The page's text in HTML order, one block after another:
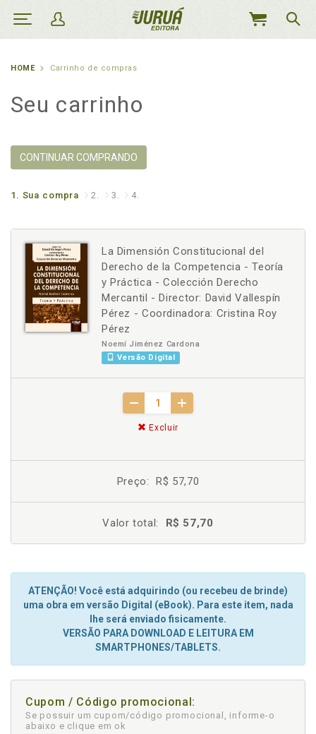
MEU
HOME Carrinho de compras
Seu carrinho
CONTINUAR COMPRANDO
1. Sua compra 2. 3. 4.
La Dimensión Constitucional del
Derecho de la Competencia - Teoría
y Práctica - Colección Derecho
Mercantil - Director: David Vallespín
Pérez - Coordinadora: Cristina Roy
Pérez
Noemí Jiménez Cardona
Versão Digital
Excluir
Preço: R$ 57,70
Valor total: R$ 57,70
ATENÇÃO! Você está adquirindo (ou recebeu de brinde)
uma obra em versão Digital (eBook). Para este item, nada
lhe será enviado fisicamente.
VERSÃO PARA DOWNLOAD E LEITURA EM
SMARTPHONES/TABLETS.
Cupom / Código promocional:
Se possuir um cupom/código promocional, informe-o
abaixo e clique em ok